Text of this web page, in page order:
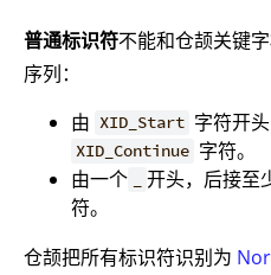
普通标识符不能和仓颉关键
序列：
由 XID_Start 字符开
XID_Continue 字符。
由一个
开头，后接至
符。
仓颉把所有标识符识别为